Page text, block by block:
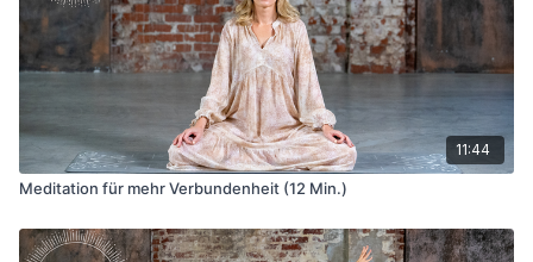
11:44
Meditation für mehr Verbundenheit (12 Min.)